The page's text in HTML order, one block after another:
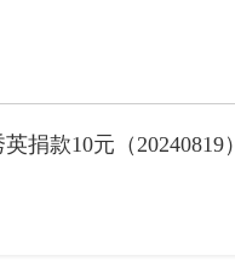
捐款10元（20240819）